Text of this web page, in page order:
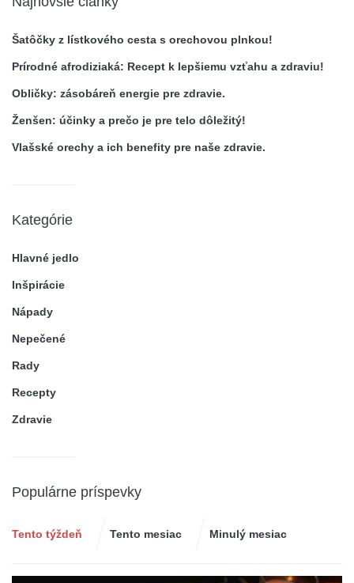
Šatôčky z lístkového cesta s orechovou plnkou!
Prírodné afrodiziaká: Recept k lepšiemu vzťahu a zdraviu!
Obličky: zásobáreň energie pre zdravie.
Ženšen: účinky a prečo je pre telo dôležitý!
Vlašské orechy a ich benefity pre naše zdravie.
Kategórie
Hlavné jedlo
Inšpirácie
Nápady
Nepečené
Rady
Recepty
Zdravie
Populárne príspevky
Tento týždeň Tento mesiac Minulý mesiac